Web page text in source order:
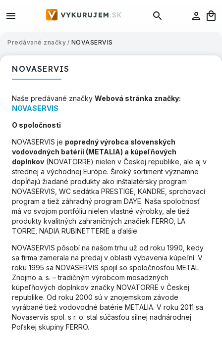
Predávané značky / NOVASERVIS
NOVASERVIS
Naše predávané značky Webová stránka značky:
NOVASERVIS
O spoločnosti
NOVASERVIS je poprednývýrobca slovenských
vodovodných batérií (METALIA) a kúpeľňových
doplnkov (NOVATORRE) nielen v Českej republike, ale aj v
strednej a východnej Európe. Široký sortiment významne
dopĺňajú žiadané produkty ako inštalatérsky program
NOVASERVIS, WC sedátka PRESTIGE, KANDRE, sprchovací
program a tiež záhradný program DAYE. Naša spoločnosť
má vo svojom portfóliu nielen vlastné výrobky, ale tiež
produkty kvalitných zahraničných značiek FERRO, LA
TORRE, NADIA RUBINETTERIE a ďalšie.
NOVASERVIS pôsobí na našom trhu už od roku 1990, kedy
sa firma zamerala na predaj v oblasti vybavenia kúpeľní. V
roku 1995 sa NOVASERVIS spojil so spoločnosťou METAL
Znojmo a. s. – tradičným výrobcom mosadzných
kúpeľňových doplnkov značky NOVATORRE v Českej
republike. Od roku 2000 sú v znojemskom závode
vyrábané tiež vodovodné batérie METALIA. V roku 2011 sa
Novaservis spol. s r. o. stal súčasťou silnej nadnárodnej
Poľskej skupiny FERRO.